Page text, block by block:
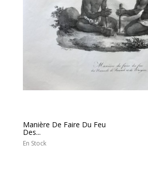
Manière De Faire Du Feu
Des...
En Stock